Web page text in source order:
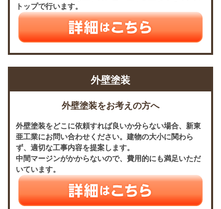
トップで行います。
外壁塗装
外壁塗装をお考えの方へ
外壁塗装をどこに依頼すれば良いか分らない場合、新東
亜工業にお問い合わせください。建物の大小に関わら
ず、適切な工事内容を提案します。
中間マージンがかからないので、費用的にも満足いただ
いています。